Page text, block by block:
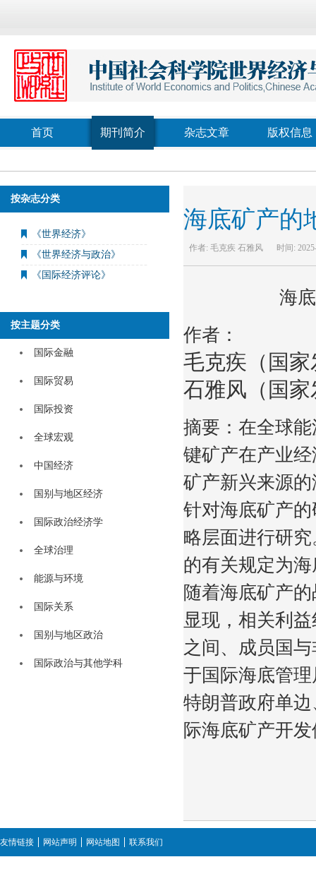
首页 期刊简介 杂志文章 版权信息
按杂志分类
《世界经济》
《世界经济与政治》
《国际经济评论》
按主题分类
国际金融
国际贸易
国际投资
全球宏观
中国经济
国别与地区经济
国际政治经济学
全球治理
能源与环境
国际关系
国别与地区政治
国际政治与其他学科
海底矿产的
作者: 毛克疾 石雅风 时间:
海
作者：
毛克疾（国
石雅风（国
摘要：在全球
键矿产在产业
矿产新兴来源
针对海底矿产
略层面进行研
的有关规定为
随着海底矿产
显现，相关利
之间、成员国
于国际海底管
特朗普政府单
际海底矿产开
友情链接 网站声明 网站地图 联系我们